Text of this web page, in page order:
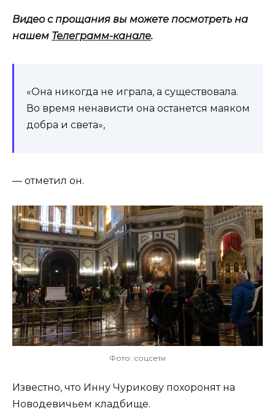
Видео с прощания вы можете посмотреть на
нашем Телеграмм-канале.
«Она никогда не играла, а существовала.
Во время ненависти она останется маяком
добра и света»,
— отметил он.
Фото: соцсети
Известно, что Инну Чурикову похоронят на
Новодевичьем кладбище.